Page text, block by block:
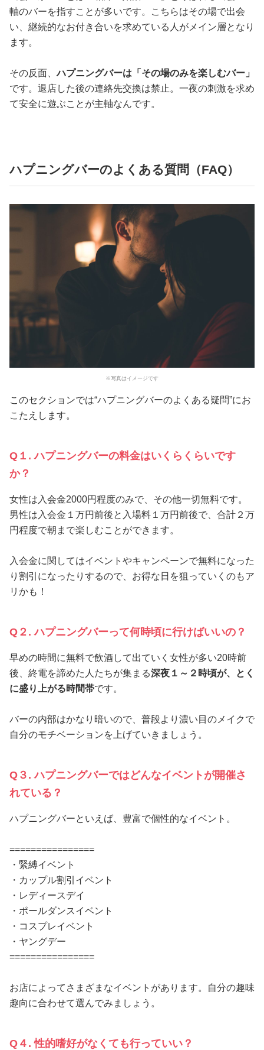
軸のバーを指すことが多いです。こちらはその場で出会
い、継続的なお付き合いを求めている人がメイン層となり
ます。
その反面、ハプニングバーは「その場のみを楽しむバー」
です。退店した後の連絡先交換は禁止。一夜の刺激を求め
て安全に遊ぶことが主軸なんです。
ハプニングバーのよくある質問（FAQ）
※写真はイメージです
このセクションでは“ハプニングバーのよくある疑問”にお
こたえします。
Q１. ハプニングバーの料金はいくらくらいです
か？
女性は入会金2000円程度のみで、その他一切無料です。
男性は入会金１万円前後と入場料１万円前後で、合計２万
円程度で朝まで楽しむことができます。
入会金に関してはイベントやキャンペーンで無料になった
り割引になったりするので、お得な日を狙っていくのもア
リかも！
Q２. ハプニングバーって何時頃に行けばいいの？
早めの時間に無料で飲酒して出ていく女性が多い20時前
後、終電を諦めた人たちが集まる深夜１～２時頃が、とく
に盛り上がる時間帯です。
バーの内部はかなり暗いので、普段より濃い目のメイクで
自分のモチベーションを上げていきましょう。
Q３. ハプニングバーではどんなイベントが開催さ
れている？
ハプニングバーといえば、豊富で個性的なイベント。
================
・緊縛イベント
・カップル割引イベント
・レディースデイ
・ポールダンスイベント
・コスプレイベント
・ヤングデー
================
お店によってさまざまなイベントがあります。自分の趣味
趣向に合わせて選んでみましょう。
Q４. 性的嗜好がなくても行っていい？